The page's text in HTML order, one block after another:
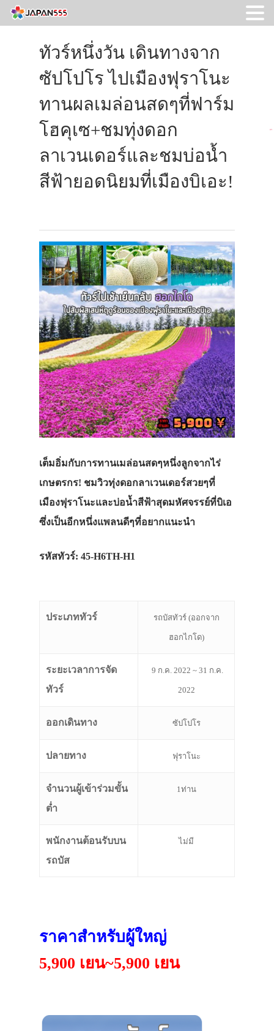
ทัวร์หนึ่งวัน เดินทางจาก
ซัปโปโร ไปเมืองฟุราโนะ
ทานผลเมล่อนสดๆที่ฟาร์ม
โฮคุเซ+ชมทุ่งดอก
ลาเวนเดอร์และชมบ่อน้ำ
สีฟ้ายอดนิยมที่เมืองบิเอะ!
เต็มอิ่มกับการทานเมล่อนสดๆหนึ่งลูกจากไร่
เกษตรกร! ชมวิวทุ่งดอกลาเวนเดอร์สวยๆที่
เมืองฟุราโนะและบ่อน้ำสีฟ้าสุดมหัศจรรย์ที่บิเอ
ซึ่งเป็นอีกหนึ่งแพลนดีๆที่อยากแนะนำ
รหัสทัวร์: 45-H6TH-H1
ประเภททัวร์ รถบัสทัวร์ (ออกจาก
ฮอกไกโด)
ระยะเวลาการจัด
ทัวร์
9 ก.ค. 2022 ~ 31 ก.ค.
2022
ออกเดินทาง ซัปโปโร
ปลายทาง ฟุราโนะ
จำนวนผู้เข้าร่วมขั้น
ต่ำ
1ท่าน
พนักงานต้อนรับบน
รถบัส
ไม่มี
ราคาสำหรับผู้ใหญ่
5,900 เยน~5,900 เยน